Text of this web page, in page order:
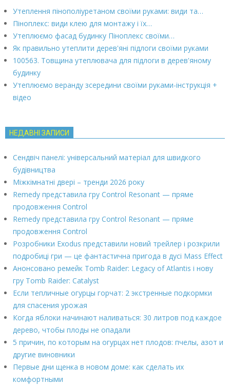
Утеплення пінополіуретаном своїми руками: види та…
Піноплекс: види клею для монтажу і їх…
Утеплюємо фасад будинку Піноплекс своїми…
Як правильно утеплити дерев'яні підлоги своїми руками
100563. Товщина утеплювача для підлоги в дерев'яному
будинку
Утеплюємо веранду зсередини своїми руками-інструкція +
відео
НЕДАВНІ ЗАПИСИ
Сендвіч панелі: універсальний матеріал для швидкого
будівництва
Міжкімнатні двері – тренди 2026 року
Remedy представила гру Control Resonant — пряме
продовження Control
Remedy представила гру Control Resonant — пряме
продовження Control
Розробники Exodus представили новий трейлер і розкрили
подробиці гри — це фантастична пригода в дусі Mass Effect
Анонсовано ремейк Tomb Raider: Legacy of Atlantis і нову
гру Tomb Raider: Catalyst
Если тепличные огурцы горчат: 2 экстренные подкормки
для спасения урожая
Когда яблоки начинают наливаться: 30 литров под каждое
дерево, чтобы плоды не опадали
5 причин, по которым на огурцах нет плодов: пчелы, азот и
другие виновники
Первые дни щенка в новом доме: как сделать их
комфортными